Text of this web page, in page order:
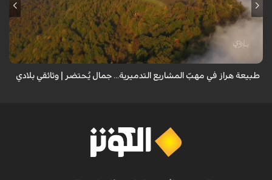
من قلب طبيعة هراز التي كانت يوماً من أجمل الموائل الطبيعية في إيران، يحذر
المعد من كارثة بيئية: "وحش الأعمال والمشاريع التدميرية تنهش بجسم
طبيعة هراز في مهبّ المشاريع التدميرية... جمال يُحتضر | وثائقي بلادي